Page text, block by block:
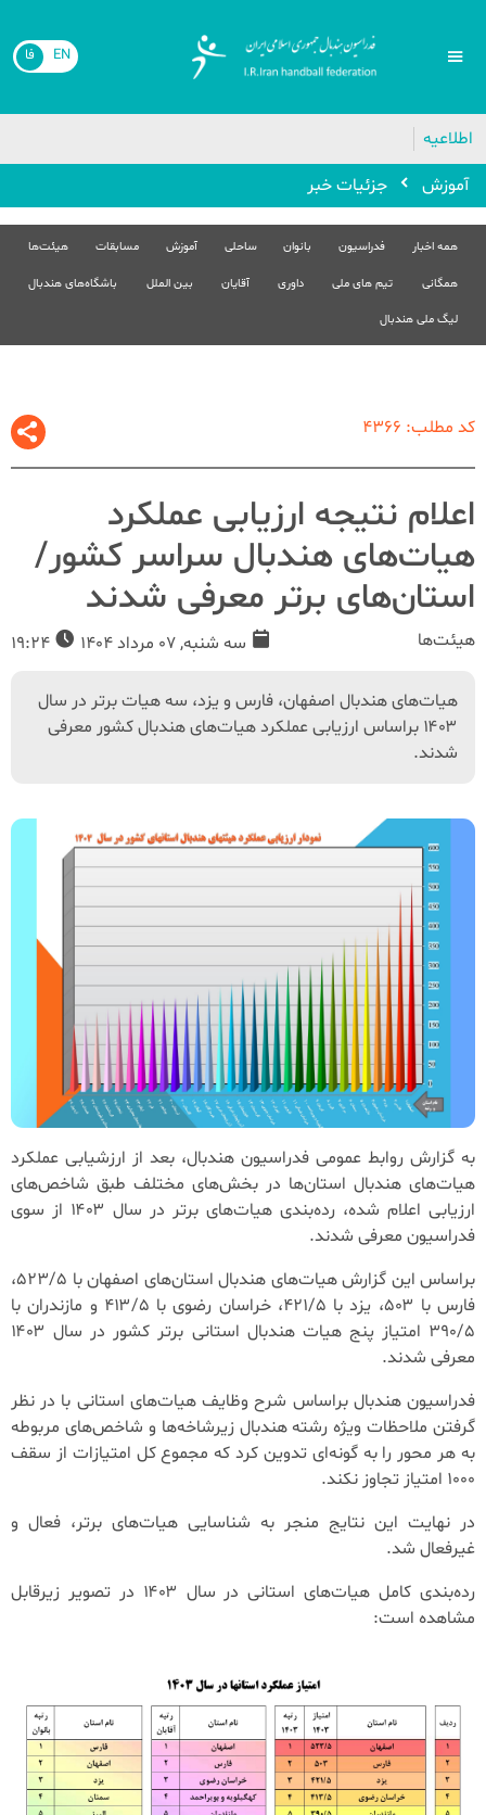
EN فا
اطلاعیه
آموزش
جزئیات خبر
همه اخبار فدراسیون بانوان ساحلی آموزش مسابقات هیئت‌ها
همگانی تیم های ملی داوری آقایان بین الملل باشگاه‌های هندبال
لیگ ملی هندبال
کد مطلب: 4366
اعلام نتیجه ارزیابی عملکرد
هیات‌های هندبال سراسر کشور/
استان‌های برتر معرفی شدند
هیئت‌ها سه شنبه, 07 مرداد 1404
هیات‌های هندبال اصفهان، فارس و یزد، سه هیات برتر در سال
۱۴۰۳ براساس ارزیابی عملکرد هیات‌های هندبال کشور معرفی
شدند.
به گزارش روابط عمومی فدراسیون هندبال، بعد از ارزشیابی عملکرد
هیات‌های هندبال استان‌ها در بخش‌های مختلف طبق شاخص‌های
ارزیابی اعلام شده، رده‌بندی هیات‌های برتر در سال ۱۴۰۳ از سوی
فدراسیون معرفی شدند.
براساس این گزارش هیات‌های هندبال استان‌های اصفهان با ۵۲۳/۵،
فارس با ۵۰۳، یزد با ۴۲۱/۵، خراسان رضوی با ۴۱۳/۵ و مازندران با
۳۹۰/۵ امتیاز پنج هیات هندبال استانی برتر کشور در سال ۱۴۰۳
معرفی شدند‌.
فدراسیون هندبال براساس شرح وظایف هیات‌های استانی با در نظر
گرفتن ملاحظات ویژه رشته هندبال زیرشاخه‌ها و شاخص‌های مربوطه
به هر محور را به گونه‌ای تدوین کرد که مجموع کل امتیازات از سقف
۱۰۰۰ امتیاز تجاوز نکند.
در نهایت این نتایج منجر به شناسایی هیات‌های برتر، فعال و
غیرفعال شد.
رده‌بندی کامل هیات‌های استانی در سال ۱۴۰۳ در تصویر زیر‌قابل
مشاهده است: